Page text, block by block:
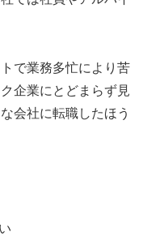
で業務多忙により苦
企業にとどまらず見
会社に転職したほう